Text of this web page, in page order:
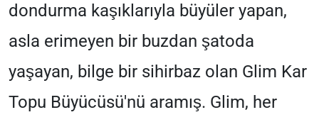
dondurma kaşıklarıyla büyüler yapan,
asla erimeyen bir buzdan şatoda
yaşayan, bilge bir sihirbaz olan Glim Kar
Topu Büyücüsü'nü aramış. Glim, her